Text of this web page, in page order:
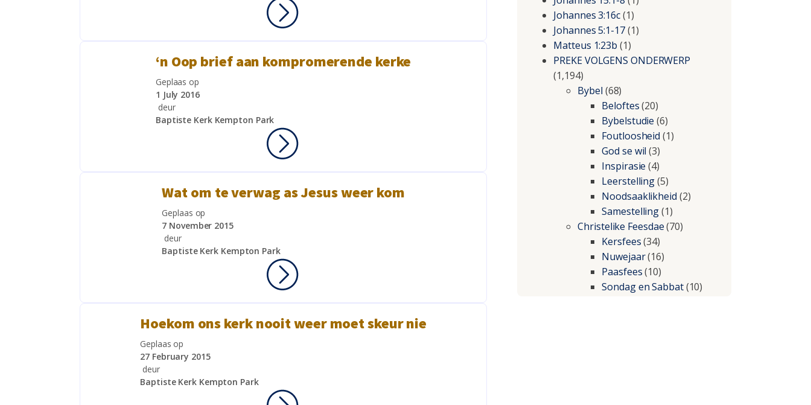
‘n Oop brief aan kompromerende kerke
Geplaas op
1 July 2016
deur
Baptiste Kerk Kempton Park
Wat om te verwag as Jesus weer kom
Geplaas op
7 November 2015
deur
Baptiste Kerk Kempton Park
Hoekom ons kerk nooit weer moet skeur nie
Geplaas op
27 February 2015
deur
Baptiste Kerk Kempton Park
Johannes 3:16c(1)
Johannes 5:1-17(1)
Matteus 1:23b (1)
PREKE VOLGENS ONDERWERP
(1,194)
Bybel (68)
Beloftes(20)
Bybelstudie (6)
Foutloosheid (1)
God se wil (3)
Inspirasie (4)
Leerstelling(5)
Noodsaaklikheid (2)
Samestelling(1)
Christelike Feesdae(70)
Kersfees(34)
Nuwejaar(16)
Paasfees(10)
Sondag en Sabbat(10)